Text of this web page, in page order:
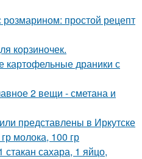
простой рецепт
корзиночек.
картофельные драники с
2 вещи - сметана и
представлены в Иркутске
молока, 100 гр
стакан сахара, 1 яйцо,